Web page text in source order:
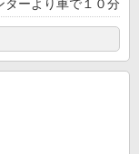
ーより車で１０分